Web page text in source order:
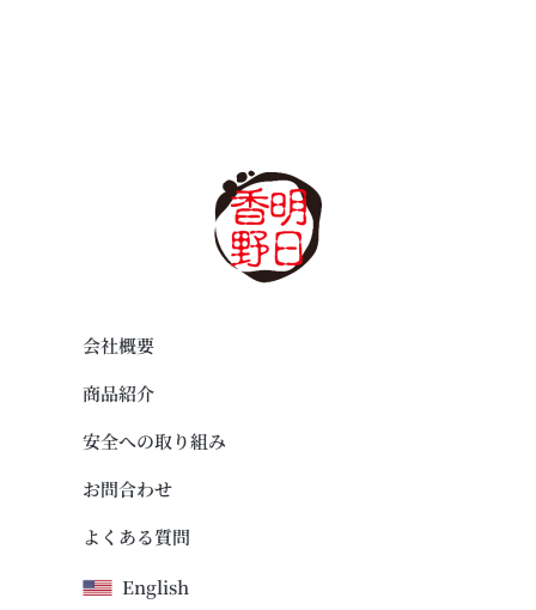
会社概要
商品紹介
安全への取り組み
お問合わせ
よくある質問
English